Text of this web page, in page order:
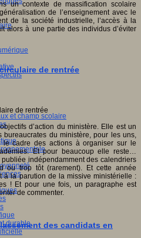
et champ scolaire
durable
un contexte de massification scolaire
de l’enseignement avec le
de la société industrielle, l’accès à la
alors à une partie des individus d’éviter
de rentrée
d’action du ministère. Elle est un
du ministère, pour les uns,
cadre des actions à organiser sur le
Et pour beaucoup elle reste…
indépendamment des calendriers
ou trop tôt (rarement). Et cette année
à la parution de la missive ministérielle :
! Et pour une fois, un paragraphe est
de commenter.
des candidats en